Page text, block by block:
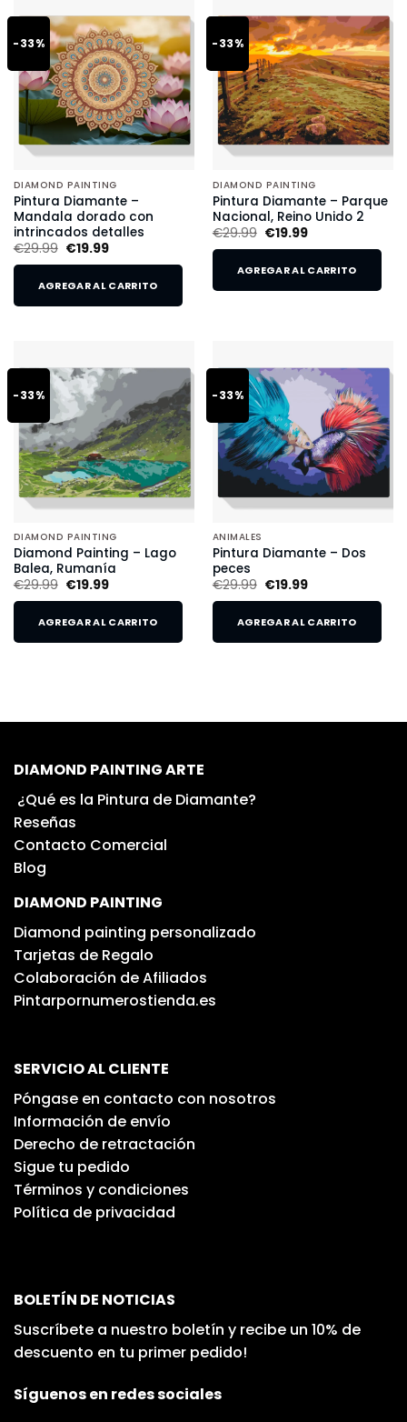
-33%
DIAMOND PAINTING
Pintura Diamante –
Mandala dorado con
intrincados detalles
€29.99 €19.99
AGREGAR AL CARRITO
-33%
DIAMOND PAINTING
Pintura Diamante – Parque
Nacional, Reino Unido 2
€29.99 €19.99
AGREGAR AL CARRITO
-33%
DIAMOND PAINTING
Diamond Painting – Lago
Balea, Rumanía
€29.99 €19.99
AGREGAR AL CARRITO
-33%
ANIMALES
Pintura Diamante – Dos
peces
€29.99 €19.99
AGREGAR AL CARRITO
DIAMOND PAINTING ARTE
¿Qué es la Pintura de Diamante?
Reseñas
Contacto Comercial
Blog
DIAMOND PAINTING
Diamond painting personalizado
Tarjetas de Regalo
Colaboración de Afiliados
Pintarpornumerostienda.es
SERVICIO AL CLIENTE
Póngase en contacto con nosotros
Información de envío
Derecho de retractación
Sigue tu pedido
Términos y condiciones
Política de privacidad
BOLETÍN DE NOTICIAS
Suscríbete a nuestro boletín y recibe un 10% de
descuento en tu primer pedido!
Síguenos en redes sociales